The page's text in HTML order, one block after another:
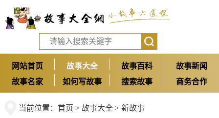
网站首页 故事大全 故事百科
故事新闻
故事名家
如何写故事 搜索故事 商务合作
当前位置： 首页 > 故事大全> 新故事